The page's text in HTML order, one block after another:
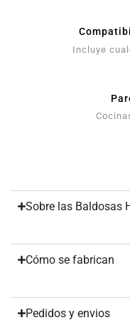
Incluye
Sobre las Baldosas
Cómo se fabrican
Pedidos y envios